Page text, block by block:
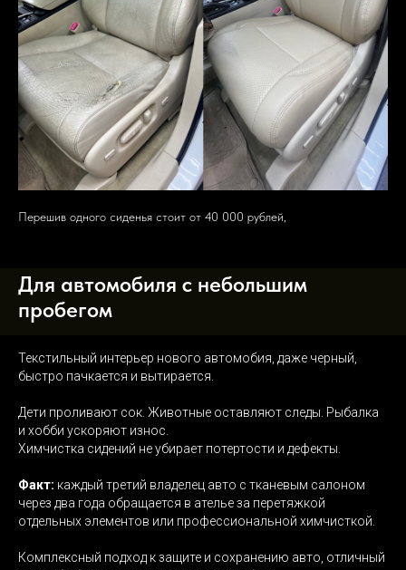
Перешив одного сиденья стоит от 40 000 рублей,
Для автомобиля с небольшим
пробегом
Текстильный интерьер нового автомобия, даже черный,
быстро пачкается и вытирается.
Дети проливают сок. Животные оставляют следы. Рыбалка
и хобби ускоряют износ.
Химчистка сидений не убирает потертости и дефекты.
Факт: каждый третий владелец авто с тканевым салоном
через два года обращается в ателье за перетяжкой
отдельных элементов или профессиональной химчисткой.
Комплексный подход к защите и сохранению авто, отличный